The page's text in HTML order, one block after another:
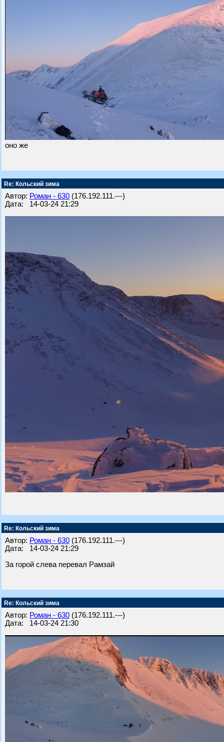
оно же
Re: Кольский зима
Автор: Роман - 630 (176.192.111.---)
Дата: 14-03-24 21:29
Re: Кольский зима
Автор: Роман - 630 (176.192.111.---)
Дата: 14-03-24 21:29
За горой слева перевал Рамзай
Re: Кольский зима
Автор: Роман - 630 (176.192.111.---)
Дата: 14-03-24 21:30